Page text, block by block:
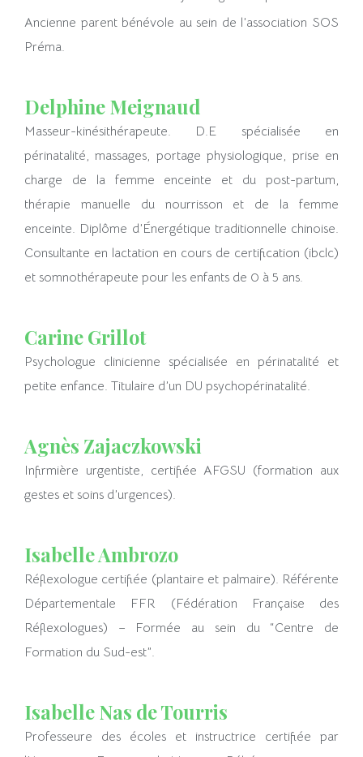
Ancienne parent bénévole au sein de l’association SOS
Préma.
Delphine Meignaud
Masseur-kinésithérapeute. D.E spécialisée en
périnatalité, massages, portage physiologique, prise en
charge de la femme enceinte et du post-partum,
thérapie manuelle du nourrisson et de la femme
enceinte. Diplôme d’Énergétique traditionnelle chinoise.
Consultante en lactation en cours de certification (ibclc)
et somnothérapeute pour les enfants de 0 à 5 ans.
Carine Grillot
Psychologue clinicienne spécialisée en périnatalité et
petite enfance. Titulaire d’un DU psychopérinatalité.
Agnès Zajaczkowski
Infirmière urgentiste, certifiée AFGSU (formation aux
gestes et soins d’urgences).
Isabelle Ambrozo
Réflexologue certifiée (plantaire et palmaire). Référente
Départementale FFR (Fédération Française des
Réflexologues) – Formée au sein du “Centre de
Formation du Sud-est”.
Isabelle Nas de Tourris
Professeure des écoles et instructrice certifiée par